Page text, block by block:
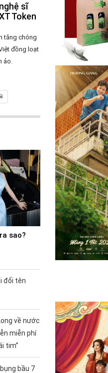
sĩ
Token
tăng chóng
đồng loạt
ảo.
sao?
đổi tên
về nước
miễn phí
tim”
bầu 7